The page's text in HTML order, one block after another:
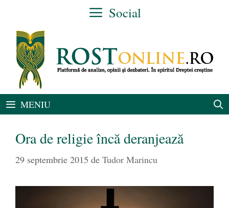
conținut
Social
MENIU
Ora de religie încă deranjează
29 septembrie 2015 de Tudor Marincu